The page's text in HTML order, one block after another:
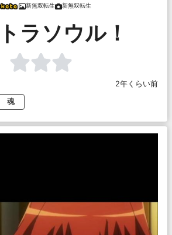
新無双転生 新無双転生
ラソウル！
2年くらい前
魂